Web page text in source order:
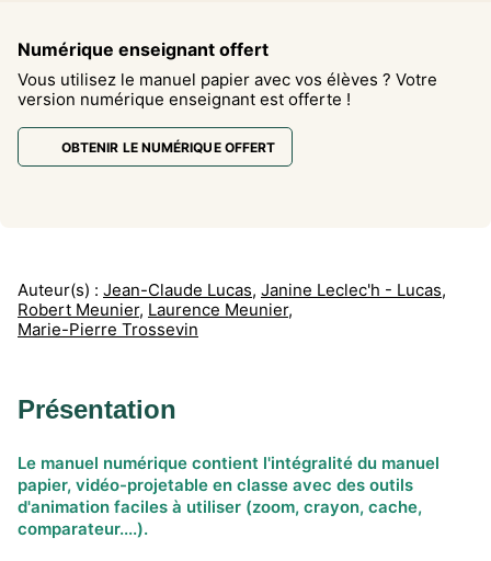
Numérique enseignant offert
Vous utilisez le manuel papier avec vos élèves ? Votre
version numérique enseignant est offerte !
OBTENIR LE NUMÉRIQUE OFFERT
Auteur(s) : Jean-Claude Lucas, Janine Leclec'h - Lucas,
Robert Meunier, Laurence Meunier,
Marie-Pierre Trossevin
Présentation
Le manuel numérique contient l'intégralité du manuel
papier, vidéo-projetable en classe avec des outils
d'animation faciles à utiliser (zoom, crayon, cache,
comparateur....).